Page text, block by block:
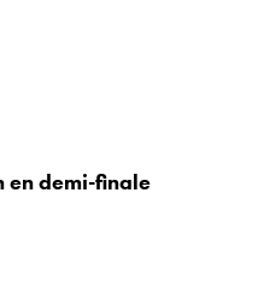
en demi-finale